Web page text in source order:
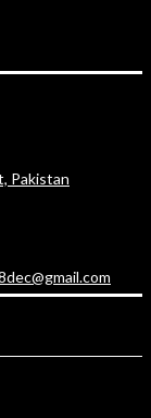
Pakistan